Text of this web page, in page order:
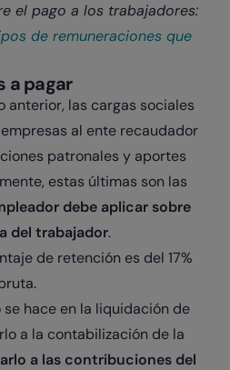
el pago a los trabajadores:
de remuneraciones que
a pagar
anterior, las cargas sociales
al ente recaudador
patronales y aportes
estas últimas son las
debe aplicar sobre
del trabajador.
de retención es del 17%
hace en la liquidación de
a la contabilización de la
a las contribuciones del